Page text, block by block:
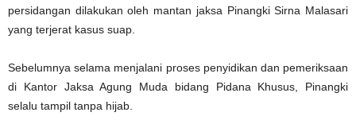
persidangan dilakukan oleh mantan jaksa Pinangki Sirna Malasari
yang terjerat kasus suap.
Sebelumnya selama menjalani proses penyidikan dan pemeriksaan
di Kantor Jaksa Agung Muda bidang Pidana Khusus, Pinangki
selalu tampil tanpa hijab.